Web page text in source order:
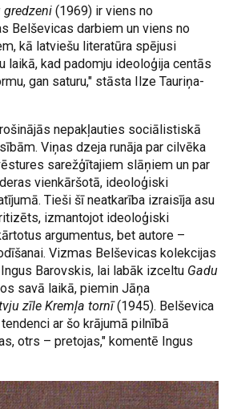
gredzeni (1969) ir viens no
Belševicas darbiem un viens no
kā latviešu literatūra spējusi
laikā, kad padomju ideoloģija centās
gan saturu," stāsta Ilze Tauriņa-
nepakļauties sociālistiskā
Viņas dzeja runāja par cilvēka
sarežģītajiem slāņiem un par
vienkāršotā, ideoloģiski
Tieši šī neatkarība izraisīja asu
izmantojot ideoloģiski
argumentus, bet autore –
Vizmas Belševicas kolekcijas
Barovskis, lai labāk izceltu Gadu
savā laikā, piemin Jāņa
zīle Kremļa tornī(1945). Belševica
ar šo krājumā pilnībā
otrs – pretojas," komentē Ingus